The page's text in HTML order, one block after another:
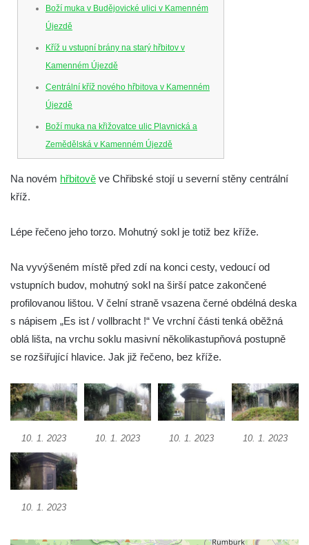
Boží muka v Budějovické ulici v Kamenném
Újezdě
Kříž u vstupní brány na starý hřbitov v
Kamenném Újezdě
Centrální kříž nového hřbitova v Kamenném
Újezdě
Boží muka na křižovatce ulic Plavnická a
Zemědělská v Kamenném Újezdě
v Kamenném Újezdě
Boží muka na křižovatce ulic Latrán a K
Malší ve Velešíně
Centrální kříž hřbitova ve Velešíně
Kříž u kostela svatého Václava ve Velešíně
Kříž u fary v Římově
Kříž u lípy Jana Gurreho v Římově
Boží muka u hřbitova v Římově
Centrální kříž hřbitova v Římově
Kříž na návsi v Dolním Třeboníně
Boží muka v Plavu
Na novém hřbitově ve Chřibské stojí u severní stěny centrální
kříž.
Lépe řečeno jeho torzo. Mohutný sokl je totiž bez kříže.
Na vyvýšeném místě před zdí na konci cesty, vedoucí od
vstupních budov, mohutný sokl na širší patce zakončené
profilovanou lištou. V čelní straně vsazena černé obdélná deska
s nápisem „Es ist / vollbracht !“ Ve vrchní části tenká oběžná
oblá lišta, na vrchu soklu masivní několikastupňová postupně
se rozšiřující hlavice. Jak již řečeno, bez kříže.
10. 1. 2023 10. 1. 2023 10. 1. 2023 10. 1. 2023
10. 1. 2023